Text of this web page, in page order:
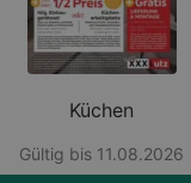
Küchen
Gültig bis 11.08.2026